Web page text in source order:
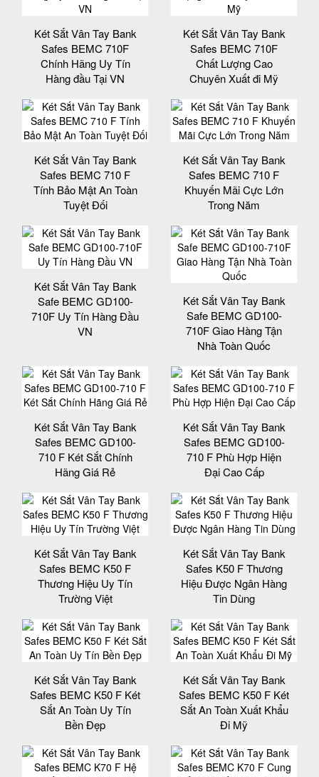
Két Sắt Vân Tay Bank
Safes BEMC 710F
Chính Hãng Uy Tín
Hàng đầu Tại VN
Két Sắt Vân Tay Bank
Safes BEMC 710F
Chất Lượng Cao
Chuyên Xuất đi Mỹ
Két Sắt Vân Tay Bank
Safes BEMC 710 F
Tính Bảo Mật An Toàn
Tuyệt Đối
Két Sắt Vân Tay Bank
Safes BEMC 710 F
Khuyến Mãi Cực Lớn
Trong Năm
Két Sắt Vân Tay Bank
Safe BEMC GD100-
710F Uy Tín Hàng Đầu
VN
Két Sắt Vân Tay Bank
Safe BEMC GD100-
710F Giao Hàng Tận
Nhà Toàn Quốc
Két Sắt Vân Tay Bank
Safes BEMC GD100-
710 F Két Sắt Chính
Hãng Giá Rẻ
Két Sắt Vân Tay Bank
Safes BEMC GD100-
710 F Phù Hợp Hiện
Đại Cao Cấp
Két Sắt Vân Tay Bank
Safes BEMC K50 F
Thương Hiệu Uy Tín
Trường Việt
Két Sắt Vân Tay Bank
Safes K50 F Thương
Hiệu Được Ngân Hàng
Tin Dùng
Két Sắt Vân Tay Bank
Safes BEMC K50 F Két
Sắt An Toàn Uy Tín
Bền Đẹp
Két Sắt Vân Tay Bank
Safes BEMC K50 F Két
Sắt An Toàn Xuất Khẩu
Đi Mỹ